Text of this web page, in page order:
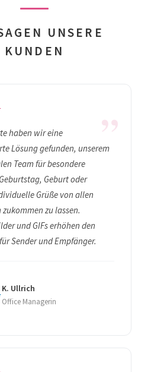
UNSERE
KUNDEN
„
haben wir eine
Lösung gefunden, unserem
Team für besondere
Geburt oder
Grüße von allen
zu lassen.
und GIFs erhöhen den
Sender und Empfänger.
K. Ullrich
Office Managerin